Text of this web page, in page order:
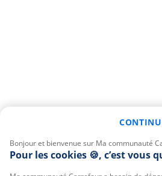
Bonjour et bienvenue sur Ma communauté
Pour les cookies 🍪, c’est vous